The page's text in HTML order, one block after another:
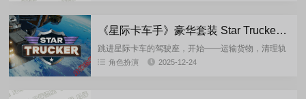
《星际卡车手》豪华套装 Star Trucker: Deluxe Bundle-New Games重制版
跳进星际卡车的驾驶座，开始——运输货物，清理轨
道上的太空碎片，在太空远程战斗机中结交朋友和敌
角色扮演 2025-12-24